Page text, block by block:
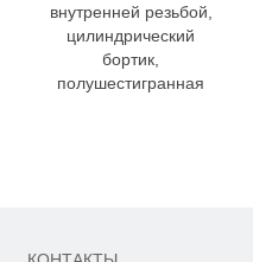
внутренней резьбой,
цилиндрический
бортик,
полушестигранная